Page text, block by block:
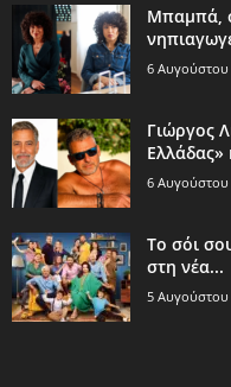
Μπαμπά,
6 Αυγούστου
Γιώργος
6 Αυγούστου
Το σόι
στη νέα...
5 Αυγούστου